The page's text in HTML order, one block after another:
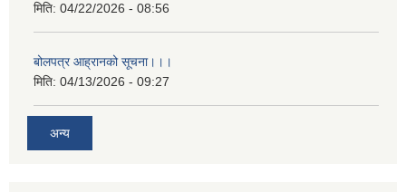
मिति: 04/22/2026 - 08:56
बोलपत्र आह्रानको सूचना।।।
मिति: 04/13/2026 - 09:27
अन्य